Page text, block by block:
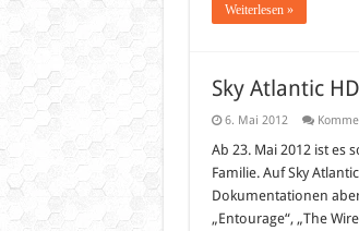
Weiterlesen »
Sky Atlantic HD
6. Mai 2012
Ab 23. Mai 2012 ist es
Familie. Auf Sky
Dokumentationen
„Entourage“, „The